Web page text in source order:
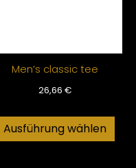
Men’s classic tee
26,66€
Ausführung wählen